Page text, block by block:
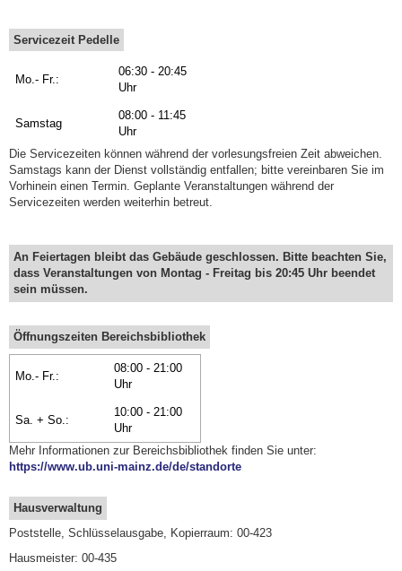
Servicezeit Pedelle
Mo.- Fr.:
06:30 - 20:45
Uhr
Samstag
08:00 - 11:45
Uhr
Die Servicezeiten können während der vorlesungsfreien Zeit abweichen.
Samstags kann der Dienst vollständig entfallen; bitte vereinbaren Sie im
Vorhinein einen Termin. Geplante Veranstaltungen während der
Servicezeiten werden weiterhin betreut.
An Feiertagen bleibt das Gebäude geschlossen. Bitte beachten Sie,
dass Veranstaltungen von Montag - Freitag bis 20:45 Uhr beendet
sein müssen.
Öffnungszeiten Bereichsbibliothek
Mo.- Fr.:
08:00 - 21:00
Uhr
Sa. + So.:
10:00 - 21:00
Uhr
Mehr Informationen zur Bereichsbibliothek finden Sie unter:
https://www.ub.uni-mainz.de/de/standorte
Hausverwaltung
Poststelle, Schlüsselausgabe, Kopierraum: 00-423
Hausmeister: 00-435